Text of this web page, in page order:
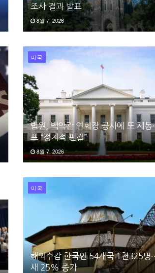
조사 결과 발표
8월 7, 2026
미국
법원, 백악관 연회장 공사에 또 제
프 “정치적 판결”
8월 7, 2026
미국
해외수감 한국인 54개국 1천325
새 25% 증가